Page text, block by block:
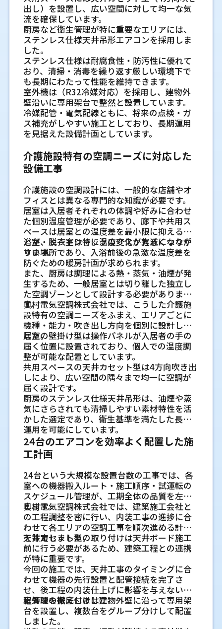
です。
外観と保守性のバランスを考えた配管
カバーの使い方
屋外の露出配管には、配管カバーを使う方法
があります。外壁の色に近いカバーを選ぶと、
配管の線が目立ちにくくなります。角の曲が
り部分や接続部に部材を使うことで、雨や日
差しから配管を守ることにも役立ちます。完
全に隠すことだけを優先せず、点検できる納
まりにすることが大切です。
配管工事で起きやすいトラブル
を防ぐ確認ポイント
に出るものばかりではありません。冷房を使
い始めた時期や、強い雨が続いた後に気づく
こともあります。だからこそ、工事の段階で
断熱、防水、排水、接続の基本を一つずつ確
認することが大切です。見えなくなる部分ほ
ど、丁寧な施工が必要になります。
結露を抑えるための断熱材と配管の納
まり
冷媒配管は運転時に冷たくなるため、断熱材
が不十分だと結露しやすくなります。壁内や
天井裏で結露が続くと、周囲の木材や内装材
に影響する場合があります。配管の継ぎ目や
曲がり部分まで断熱材が密着しているか、押
しつぶされていないかを確認することが大切
です。
雨水の侵入を防ぐ配管穴まわりの防水
処理
外壁を貫通する穴のまわりは、雨水が入り込
まないように処理します。穴の勾配、スリー
ブの使い方、外壁側のシーリングの状態を確
認します。外壁材の凹凸やサイディングの目
地位置によっては、シーリングが切れやすい
納まりになることもあります。穴あけ位置を
決める段階で、防水しやすい場所を選ぶこと
が大切です。
水漏れを防ぐドレンホースの勾配と詰
まり対策
ドレンホースは水を流すため、途中で上がっ
たり、たるんだりしないようにします。屋外の
先端が地面に接していると、土や虫が入りや
すくなることがあります。排水先の位置を少
し浮かせる、曲がりを増やしすぎない、必要
に応じて点検しやすい場所に出すなど、後か
ら確認できる形にしておくと管理しやすくな
ります。
冷媒ガス漏れを避ける接続部と真空引
きの確認
ります。
粉じんや油煙がある場所では機器の設
置環境を分けて考えること
粉じん、油煙、水蒸気がある場所では、空調
機の吸い込み部分やフィルターが汚れやすく
なります。機器に汚れが入りやすい環境で
は、能力低下や水漏れ、異音につながること
があります。そのため、設置場所を少し離す、
吸い込み方向を変える、点検できるスペース
を確保するなどの工夫が必要です。必要に応
じて、フィルターの確認や洗浄の時期も合わ
せて考えます。
稼働時間や従業員の動線を踏まえて運
転方法を決めること
業がある工場では、空調の運転方法が変わり
ます。作業者が常にいる場所と、一時的に使う
場所を分けて考えると、無駄な運転を抑えや
すくなります。従業員の動線、休憩時間、搬
入出の時間を確認しておくと、運転開始時刻
や温度設定も決めやすくなります。現場の時
間の流れを見ることが、管理しやすい空調に
つながります。
空調方式の選び方で変わる工場
内の温度管理
工場の空調方式は、全体をまとめて整える方
法と、必要な場所を重点的に整える方法があ
ります。どちらがよいかは、工場の広さだけ
で決まるものではありません。作業場所の固
定度、熱源の位置、製品管理の条件、扉の開
閉頻度を見て選ぶことが大切です。
全体空調が向いている工場の特徴
全体空調は、工場内の広い範囲を一定の温度
帯に近づけたい場合に向いています。作業者
が複数の場所を行き来する現場や、製品や材
料を工場内に一時保管する時間がある現場で
は、全体の温度差を小さくする意味がありま
す。天井高が高い場合は、暖気が上にたまり
やすいため、空気を循環させる設備も合わせ
て考えると管理しやすくなります。
局所空調が役立つ作業場所の条件
局所空調は、作業者が一定の場所で作業する
場合や、熱源の近くで負担が出やすい場合に
役立ちます。たとえば、検査台、組み立て
台、梱包場所、操作盤の前など、人が長く立
つ場所を重点的に冷暖房する考え方です。工
場全体を同じ温度にするのが難しい場合で
も、必要な場所へ空気を届けることで、作業
環境を整えやすくなります。
ゾーニングでエリアごとの温度差を調
整する考え方
や、点検口から手が届く位置を考えます。室外
機は、放熱しやすい場所で、周囲に十分な空
間があることが必要です。屋上、ベランダ、地
上置きなど、場所ごとに固定方法や搬入経路
も変わります。
配管ルートとドレン排水の取り方を見
ます
冷媒配管は、室内機と室外機をつなぐ大切な
部分です。配管が長くなる場合や曲がりが増
える場合は、機器の仕様に合っているか確認
します。ドレン排水は、勾配が取れないと水
漏れにつながることがあるため、どこへ流す
かを現地で見ます。
分電盤や専用回路など電気設備の状態
を確認します
業務用エアコンは、機種によって必要な電源
が異なります。単相か三相か、ブレーカー容
量に余裕があるか、専用回路を設けられるか
を確認します。古い建物では分電盤の空きが
少ないこともあるため、電気工事を含めて見
られる業者に相談すると話が進めやすいで
す。
天井高や梁の位置など建物側の条件を
把握します
天井内には、梁、換気ダクト、照明配線、消
防設備などが入っている場合があります。天
井カセット形や天井埋込ビルトイン形では、
本体の寸法に対して十分なスペースがあるか
を見る必要があります。点検口の位置も、保守
のしやすさに関係します。
空調の効きに関わるレイアウト
と能力選定
エアコンの能力は、部屋の面積だけで決める
ものではありません。オフィスの使い方によ
って、同じ広さでも必要な冷暖房能力が変わ
ります。働く人の位置、日射、機器の発熱、
間仕切りを見ながら、無理のない機種選定を
することが大切です。
デスク配置や人の滞在場所に合わせて
風向きを考えます
デスクの真上や正面に吹き出し口が来ると、
冷房時に体へ風が当たり続けることがありま
す。一方で、風が届かない場所があると、席に
よって温度差が出ます。執務席、受付、会議
室、コピー機周りなど、人がいる時間の長さ
を見て配置を考えます。
窓の大きさや日当たりで冷暖房の効き
方が変わります
南向きや西向きの窓が大きい部屋では、夏場
に日射の熱が入りやすくなります。ブライン
件
壁掛形は、小さめの事務室や個室、天井工事
を抑えたい空間で使いやすい場合がありま
す。床置形は、天井が高い場所や壁面に設置
スペースがある場所で候補になります。どち
らも設置位置が室内の使い方に近いため、家
具、通路、清掃のしやすさを確認します。業
務用でも家庭用でも、見た目だけでなく風の
届き方を見ることが大切です。
冷暖房能力だけで判断しない業
務用エアコン設置の考え方
業務用エアコンの設置では、畳数や床面積だ
けで機種を決めると、実際の使い方に合わな
い場合があります。同じ広さでも、天井が高い
部屋では必要な能力が変わります。現地の条
件を細かく見るほど、設置後の温度差を抑え
やすくなります。
部屋の広さだけでなく天井高や日当た
りを確認する理由
天井が高い空間は、空気の量が増えるため、
床面積だけでは判断しにくいです。南向きや
西向きの大きな窓がある部屋は、夏場に日射
の影響を受けます。冬は窓まわりから冷気が
入りやすい場合もあります。業務用エアコン
を設置する前には、広さに加えて天井高、窓
の向き、断熱の状態を確認します。
人の出入りや稼働時間が空調効率に関
わる仕組み
店舗の出入口、工場の搬入口、事務所の来客
動線などは、外気が入りやすい場所です。扉
の開閉が続くと、冷暖房した空気が外へ逃げ
やすくなります。さらに、営業時間が長い施設
では、日中と夜間で外気温の影響も変わりま
す。使う時間帯と人の動きを確認すると、室内
機の位置や能力の考え方が具体的になりま
す。
工場や飲食店で発熱量を踏まえた機種
選定が必要な理由
工場では機械、コンプレッサー、照明などが
熱を出します。飲食店では厨房機器、冷蔵
庫、食洗機、湯気の影響があります。これら
の熱を考えずに機種を選ぶと、冷房時に効き
が足りない場所が出やすくなります。客席と
厨房、作業場と休憩室のように、用途ごとに
条件を分けて見ることが必要です。
能力不足と過剰能力のどちらにも起こ
りやすい不具合
能力が足りないと、設定温度に近づくまで時
間がかかり、機器の運転時間が長くなります。
一方で、能力が大きすぎる場合も、短い運転
と停止を繰り返し、室温のムラが出ることが
建設会社や設備会社が外部業者を選ぶ
ときの見極め方
新築戸建ての現場では、工程に合わせて確実
に作業できることが大切です。図面上の位置
だけでなく、家具配置、カーテンレール、外
壁仕上げ、雨どいとの干渉まで確認できる業
者だと、引き渡し後の使い勝手に差が出ます。
報告や確認の連絡が取りやすいかも、現場運
営では大切な判断材料です。
施工品質で変わる住まいの快適
性
エアコンは本体の性能だけで快適さが決まる
ものではありません。配管の取り方、室内機
と室外機の位置、接続作業の精度など、工事
の細かな部分が日々の運転状態に関わりま
す。
配管ルートの取り方が冷暖房効率に関
わる理由
室内機と室外機をつなぐ配管は、冷媒が通る
大切な部分です。曲がりが強すぎる、必要以
上に長い、勾配が不自然といった状態では、
機器に負担がかかる場合があります。見た目
だけでなく、メーカーが定める施工条件に合
わせてルートを考えることが必要です。
室内機と室外機の設置位置で変わる風
の届き方
室内機の位置が部屋の形に合っていないと、
冷たい風や暖かい風が一部に偏ることがあり
ます。ソファやベッドに風が直接当たり続け
る配置も、暮らしの中では気になりやすい点
です。室外機は排熱しやすい場所に置くこと
で、運転時の負担を抑えやすくなります。
真空引きや配管接続など見えにくい作
業の大切さ
配管内に空気や水分が残ると、冷媒回路に影
響する場合があります。真空引きは、配管内
を適切な状態にするための基本作業です。ま
た、配管接続部の締め付けや断熱処理が不十
分だと、冷媒漏れや結露につながることがあ
ります。完了後には目に入りにくい作業だか
らこそ、丁寧な施工が欠かせません。
水漏れや異音を防ぐために確認したい
施工ポイント
水漏れを防ぐには、ドレンホースの勾配や排
水先の確認が必要です。途中でたるみがある
と、水が流れにくくなる場合があります。異音
については、室外機の水平、固定状態、壁面
との距離も関係します。設置後の試運転で排
水と音を確認しておくと、使用開始後の不安
を減らせます。
置関係を確認し、圧迫感が出にくい場所を選
ぶことが大切です。
壁掛形や床置形を検討しやすい小規模
店舗
小規模な店舗では、壁掛形や床置形が候補に
なることがあります。壁掛形は設置スペース
を確保しやすい一方で、風が届く範囲や壁面
利用への影響を見ておく必要があります。床
置形は足元から空調しやすいものの、通路や
什器の配置に干渉しないかを確認します。限
られた面積では、動線との相性が重要です。
天井埋込ビルトイン形が合う複雑なレ
イアウト
間仕切りがある店舗や、複数の吹き出し口を
分けたい空間では、天井埋込ビルトイン形が
合う場合があります。室内機本体を天井内に
収め、吹き出し口の位置を調整しやすい点が
特徴です。施工前には天井裏の高さ、ダクト
の経路、点検できる場所を確認し、将来の保
守にも配慮して計画します。
業務用エアコン工事の前に確認
したい現地調査のポイント
業務用エアコンの工事では、カタログ上の能
力だけでは判断できない項目があります。現
地で天井、配管、電源、室外機の置き場を確
認することで、施工後の不具合を避けやすく
なります。店舗営業に関わる工事では、作業
のタイミングも含めて早めに整理しておくと
進めやすくなります。
天井高や梁の位置による設置可否
天井カセット形や天井埋込ビルトイン形は、
天井裏に機器や配管を収めるための空間が必
要です。梁や下地材、照明器具、点検口の位
置によっては、希望の場所に設置できない場
合があります。見た目だけで判断せず、天井内
部の寸法と障害物を確認することで、無理の
ない設置位置を選べます。
配管ルートや室外機置き場の確認
室内機と室外機は冷媒配管でつながるため、
配管をどこに通すかが工事の要点になりま
す。壁の貫通位置、天井裏の経路、外壁まわ
りの状況を確認し、店舗の内装や通路に影響
しにくいルートを検討します。室外機は排熱
スペースも必要なので、周囲に物を置きすぎ
ない場所が望ましいです。
電源容量や専用回路の確認
業務用エアコンは、家庭用と比べて必要な電
源条件が異なる場合があります。既存の分電
盤で対応できるか、専用回路が必要か、ブレ
ーカー容量に余裕があるかを確認します。電
運転中に金属音、うなり音、強い振動が続く
場合は、ファンやモーター、圧縮機まわりの
劣化が考えられます。設置金具のゆるみや室
外機の据え付け状態が関係することもあるた
め、音の場所と発生するタイミングを記録し
ておくと点検が進めやすくなります。
水漏れや結露が起きているときの注意
点
室内機から水が落ちる場合、ドレン排水の詰
まり、勾配不良、断熱材の劣化などが原因に
なることがあります。天井内で水が広がると、
内装材や電気設備に影響する場合もあるた
ことが大切です。
エラー表示や運転停止が繰り返される
場合
エラー表示が何度も出る、電源を入れ直して
も停止する場合は、制御部品や安全装置が異
常を検知している可能性があります。表示内
容はメーカーや機種で異なるため、型番とエ
ラー番号を控えて相談すると、点検の方向性
が見えやすくなります。
入替を先延ばしにしたときに起
こりやすい影響
不調が軽く見えるうちは、もう少し使えると
判断したくなるものです。ただ、業務用エアコ
ンは建物全体の環境に関わるため、先延ばし
によって別の負担が出ることがあります。
空調効率の低下による電気使用量の変
化
熱交換器やファン、圧縮機の状態が悪くなる
と、同じ室温にするまでの運転時間が長くな
ることがあります。設定温度を下げても効き
にくい状態では、機器に負荷がかかりやす
く、電気使用量の変化として表れる場合があ
ります。
急な故障で営業や作業が止まるリスク
飲食店やオフィス、工場では、空調が止まる
と営業判断や作業計画に影響します。特に夏
場の厨房や機械がある作業場では室温が上が
りやすく、スタッフの休憩場所や換気方法の
見直しが必要になることもあります。
部品供給終了により修理が難しくなる
ケース
設置から年数が経った機器は、メーカーの部
品供給が終了している場合があります。その
場合、故障箇所が分かっても部品交換ができ
ず、入替を急ぐことになります。あらかじめ型
番と製造年を確認しておくと判断材料になり
ます。
空調機器の能力だけでなく、吹き出し方向や
空気循環まで含めた調整が必要です。
施工不良によって起こりやすいトラブ
ル
施工品質が十分でない場合、水漏れや異音な
どのトラブルにつながることがあります。た
とえば、ドレン配管の勾配が不足していると
排水がうまく流れず、水漏れの原因になりや
すくなります。
加えて、配線処理が適切でない場合には、エ
ラー表示や動作不良につながることもありま
す。業務用エアコンは長時間稼働することが
します。
施設によって必要な空調環境は異なります。
たとえば、オフィスでは人が集中するエリア
の温度管理が求められます。一方で、飲食店で
は厨房機器から発生する熱も考慮しなければ
なりません。
また、工場や倉庫では、機械設備や天井高に
よって空気の流れが変化しやすいため、一般
的な施工では対応しきれない場合がありま
す。そのため、現場ごとの使用状況を把握
し、空間に合わせた施工計画を立てることが
大切です。
業務用エアコン工事で確認した
い施工会社の技術力
業務用エアコンは、機器の性能だけでなく施
工会社の技術力によって運用のしやすさが変
わります。設置直後は問題がなくても、数年後
に水漏れや効きの低下が起きるケースもあり
ます。そのため、工事前の確認内容や施工体
制を把握しておくことが大切です。
現地調査で確認するべき内容
業務用エアコン工事では、事前の現地調査が
重要な工程になります。設置場所の広さだけ
置関係など、多くの項目を確認する必要があ
ります。
たとえば、飲食店では厨房機器の発熱量が空
調負荷に影響します。一方で、工場では機械設
備の配置によって気流が遮られることもあり
ます。こうした条件を調査段階で把握するこ
とで、実際の使用環境に合った施工計画を立
てやすくなります。
また、搬入経路や作業スペースの確認も欠か
せません。建物によっては大型機器の搬入に
制限があるため、施工当日の作業効率にも関
わります。
配管ルート設計の重要性
配管ルートは、見えにくい部分でありなが
出し）を設置し、広い空間に対して均一な気
流を確保しています。
厨房など衛生管理が特に重要なエリアには、
ステンレス仕様天井吊形エアコンを採用しま
した。
ステンレス仕様は耐腐食性・防汚性に優れて
おり、清掃・消毒を繰り返す厳しい環境下で
も長期にわたって性能を維持できます。
室外機は（R32冷媒対応）を採用し、建物外
壁沿いに専用架台で整然と設置しています。
冷媒配管・電気配線ともに、将来の点検・ガ
ス補充がしやすい施工としており、長期運用
を見据えた設備計画としています。
介護施設特有の空調ニーズに対応した
設備工事
介護施設の空調設計には、一般的な店舗やオ
フィスとは異なる専門的な知識が必要です。
居室は入居者それぞれの体調や好みに合わせ
た個別温度管理が必要であり、廊下や共用ス
ペースは居室との温度差を最小限に抑えるこ
とが、ヒートショックのリスク軽減につなが
ります。
浴室・脱衣室は特に温度変化が大きくなりや
すい場所であり、入浴前後の急激な温度差を
防ぐための暖房計画が求められます。
また、厨房は調理による熱・蒸気・油煙が発
生するため、一般居室とは切り離した独立し
た空調ゾーンとして設計する必要がありま
す。
奥村電気空調株式会社では、こうした介護施
設特有の空調ニーズをふまえ、エリアごとに
機種・能力・吹き出し方向を個別に設計しま
した。
居室の壁掛け型は操作パネルが入居者の手の
届く位置に設置されており、個人での温度調
整が可能な配置としています。
共用スペースの天井カセット型は4方向吹き出
しにより、広い空間の隅々まで均一に空調が
届く設計です。
厨房のステンレス仕様天井吊形は、油煙や蒸
気にさらされても清掃しやすい素材特性を活
かした選定であり、衛生基準を満たした長期
運用を可能にしています。
24台のエアコンを効率よく配置した施
工計画
24台という大規模な設置台数の工事では、各
室への機器搬入ルート・施工順序・試運転の
スケジュール管理が、工期全体の品質を左右
します。
奥村電気空調株式会社では、建築施工会社と
の工程調整を密に行い、内装工事の進捗に合
わせて各エリアの空調工事を順次進める計画
を策定しました。
天井カセット型の取り付けは天井ボード施工
前に行う必要があるため、建築工程との連携
が特に重要です。
今回の施工では、天井工事のタイミングに合
わせて機器の先行設置と配管接続を完了さ
せ、後工程の内装仕上げに影響を与えない工
程管理を徹底しました。
室外機の据え付けは建物外壁に沿って専用架
台を設置し、複数台をグループ分けして配置
しました。